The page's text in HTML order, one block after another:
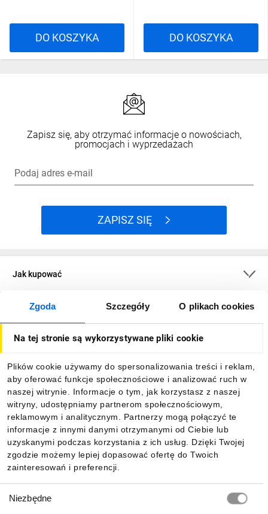
Zgoda Szczegóły O plikach cookies
Na tej stronie są wykorzystywane pliki cookie
Plików cookie używamy do spersonalizowania treści i reklam,
aby oferować funkcje społecznościowe i analizować ruch w
naszej witrynie. Informacje o tym, jak korzystasz z naszej
witryny, udostępniamy partnerom społecznościowym,
reklamowym i analitycznym. Partnerzy mogą połączyć te
informacje z innymi danymi otrzymanymi od Ciebie lub
uzyskanymi podczas korzystania z ich usług. Dzięki Twojej
zgodzie możemy lepiej dopasować ofertę do Twoich
zainteresowań i preferencji.
zgody
Niezbędne
DO KOSZYKA DO KOSZYKA
Zapisz się, aby otrzymać informacje o nowościach,
promocjach i wyprzedażach
Podaj adres e-mail
ZAPISZ SIĘ
Jak kupować
O firmie
Informacje
Pobierz naszą aplikację mobilną: